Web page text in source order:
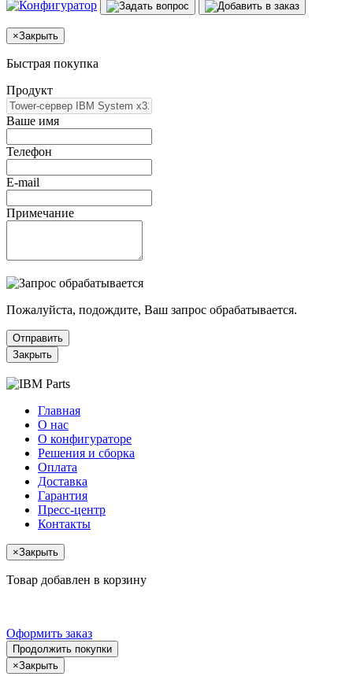
×Закрыть
Быстрая покупка
Продукт
Ваше имя
Телефон
E-mail
Примечание
Пожалуйста, подождите, Ваш запрос обрабатывается.
Отправить
Закрыть
Главная
О нас
О конфигураторе
Решения и сборка
Оплата
Доставка
Гарантия
Пресс-центр
Контакты
×Закрыть
Товар добавлен в корзину
Оформить заказ
Продолжить покупки
×Закрыть